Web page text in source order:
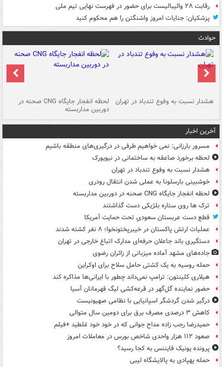
رقابت ۲۸ والیبالیست برای حضور در فهرست نهایی تیم ملی
پزشکیان: جنایات امروز واشنگتن را هم محکوم کنید
حوادث
هشدار نسبت به وفوع تندباد در تهران لحظه انفجار جایگاه CNG صحنه در
دوربین مداربسته
آخرین اخبار
مسرور بارزانی: نمی خواهیم طرفی در درگیری‌های منطقه باشیم
لحظه برخورد صاعقه به ساختمانی در نیویورک
هشدار نسبت به وفوع تندباد در تهران
خوشبینی بارسلونا به عملی شدن انتقال رودری
لحظه انفجار جایگاه CNG صحنه در دوربین مداربسته
ترک ها روی ستاره بلژیکی دست گذاشتند
قطع دست عربستان سعودیِ تحت حمایت آمریکا
عملیات ارتش پاکستان در خیبرپختونخوا؛ ۸ نفر کشته شدند
دستگیری باند جاعلان حرفه‌ای مدارک اتباع خارجی در تهران
جاده‌های مشهد آماده میزبانی از زائران رضوی
حمله روسیه به یک کشتی حامل سلاح برای اوکراین
هیلاری کلینتون: ترامپ نمی‌داند چطور با ایرانی‌ها مذاکره کند
حضور نماینده گل‌گهر در قرعه‌کشی لیگ قهرمانان آسیا
درگیر شدن گردشگر اسپانیایی با نظامی صهیونیست
کاهش ۳ درصدی مصرف برق برای دومین سال متوالی
حمیدرضا رجب زاده مداح جوانی که در خود خود غلطید +فیلم
صعود ۱۱۲ هزار واحدی شاخص بورس در معاملات امروز
پرونده یونیک فایننس به کجا رسید؟
حمله پهپادی به پالایشگاه لیبی